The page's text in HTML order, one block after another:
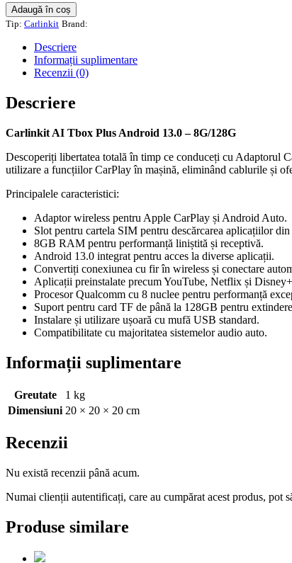
Cantitate
Carlinkit
AI
Tbox
Plus
Android
-
8G/128G
Adaugă în coș
Tip: Carlinkit Brand:
Descriere
Informații suplimentare
Recenzii (0)
Descriere
Carlinkit AI Tbox Plus Android 13.0 – 8G/128G
Descoperiți libertatea totală în timp ce conduceți cu
utilizare a funcțiilor CarPlay în mașină, eliminând cablurile și
Principalele caracteristici:
Adaptor wireless pentru Apple CarPlay și Android Auto.
Slot pentru cartela SIM pentru descărcarea aplicațiilor
8GB RAM pentru performanță liniștită și receptivă.
Android 13.0 integrat pentru acces la diverse aplicații.
Convertiți conexiunea cu fir în wireless și conectare
Aplicații preinstalate precum YouTube, Netflix și
Procesor Qualcomm cu 8 nuclee pentru performanță
Suport pentru card TF de până la 128GB pentru
Instalare și utilizare ușoară cu mufă USB standard.
Compatibilitate cu majoritatea sistemelor audio auto.
Informații suplimentare
Greutate
1 kg
Dimensiuni 20 × 20 × 20 cm
Recenzii
Nu există recenzii până acum.
Numai clienții autentificați, care au cumpărat acest produs, pot
Produse similare